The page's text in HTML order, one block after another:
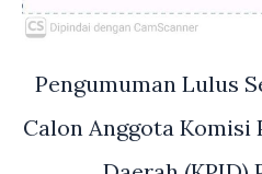
Pengumuman Lulus
Calon Anggota Komisi